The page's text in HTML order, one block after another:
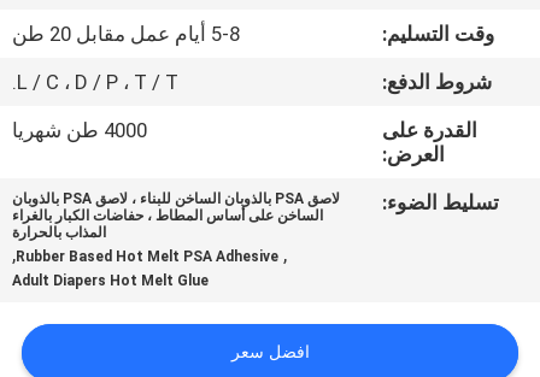
أخبار
القضايا
أسعار
وقت التسليم:
5-8 أيام عمل مقابل 20 طن
شروط الدفع:
L / C ، D / P ، T / T.
القدرة على
العرض:
4000 طن شهريا
تسليط الضوء:
لاصق PSA بالذوبان الساخن للبناء ، لاصق PSA بالذوبان
الساخن على أساس المطاط ، حفاضات الكبار بالغراء
المذاب بالحرارة
,
Rubber Based Hot Melt PSA Adhesive
,
Adult Diapers Hot Melt Glue
افضل سعر